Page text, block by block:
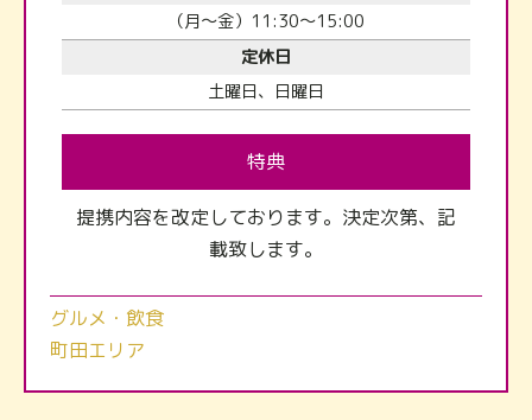
（月～金）11:30～15:00
定休日
土曜日、日曜日
特典
提携内容を改定しております。決定次第、記
載致します。
グルメ・飲食
町田エリア